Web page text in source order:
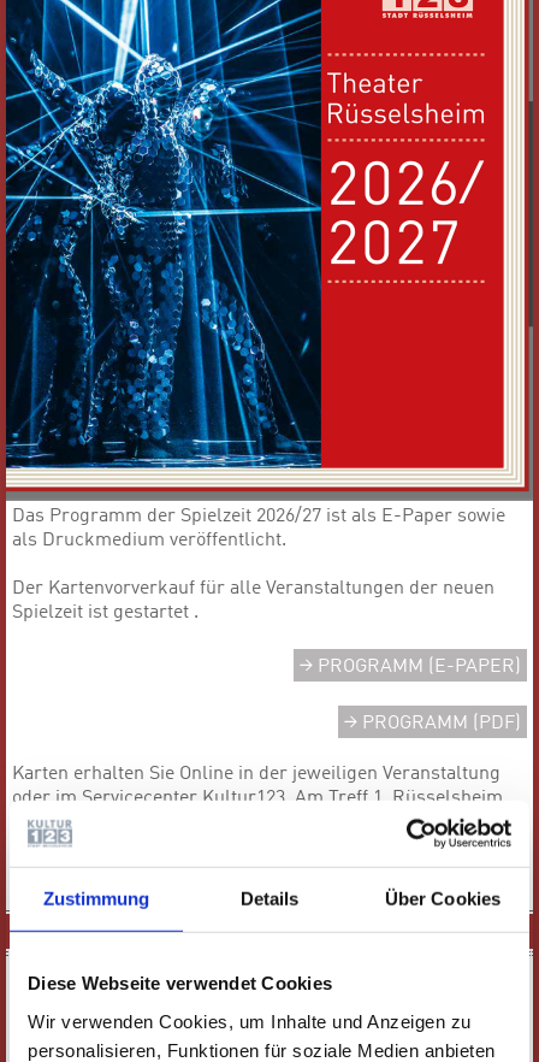
Zustimmung Details Über Cookies
Diese Webseite verwendet Cookies
Wir verwenden Cookies, um Inhalte und Anzeigen zu
personalisieren, Funktionen für soziale Medien anbieten
Das Programm der Spielzeit 2026/27 ist als E-Paper sowie
als Druckmedium veröffentlicht.
Der Kartenvorverkauf für alle Veranstaltungen der neuen
Spielzeit ist gestartet .
PROGRAMM (E-PAPER)
PROGRAMM (PDF)
Karten erhalten Sie Online in der jeweiligen Veranstaltung
oder im Servicecenter Kultur123, Am Treff 1, Rüsselsheim,
Telefon 0 61 42 / 83 26 30.
SPIELPLAN
VERANSTALTUNGEN FILTERN